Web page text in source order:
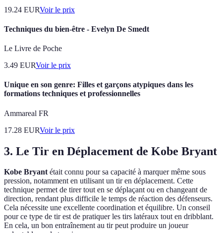
19.24 EURVoir le prix
Techniques du bien-être - Evelyn De Smedt
Le Livre de Poche
3.49 EURVoir le prix
Unique en son genre: Filles et garçons atypiques dans les
formations techniques et professionnelles
Ammareal FR
17.28 EURVoir le prix
3. Le Tir en Déplacement de Kobe Bryant
Kobe Bryantétait connu pour sa capacité à marquer même sous
pression, notamment en utilisant un tir en déplacement. Cette
technique permet de tirer tout en se déplaçant ou en changeant de
direction, rendant plus difficile le temps de réaction des défenseurs.
Cela nécessite une excellente coordination et équilibre. Un conseil
pour ce type de tir est de pratiquer les tirs latéraux tout en dribblant.
En cela, un bon entraînement au tir peut produire un joueur